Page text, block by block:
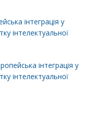
інтеграція у
інтелектуальної
інтеграція у
інтелектуальної